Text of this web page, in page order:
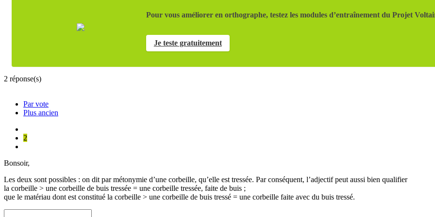
Pour vous améliorer en orthographe, testez les modules d’entraînement du Projet
Je teste gratuitement
2 réponse(s)
Par vote
Plus ancien
2
Bonsoir,
Les deux sont possibles : on dit par métonymie d’une corbeille, qu’elle est tressée. Par conséquent, l’adjectif peut aussi bien qualifier
la corbeille > une corbeille de buis tressée = une corbeille tressée, faite de buis ;
que le matériau dont est constitué la corbeille > une corbeille de buis tressé = une corbeille faite avec du buis tressé.